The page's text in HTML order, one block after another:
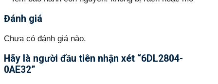
Đánh giá
Chưa có đánh giá nào.
Hãy là người đầu tiên nhận xét “6DL2804-
0AE32”